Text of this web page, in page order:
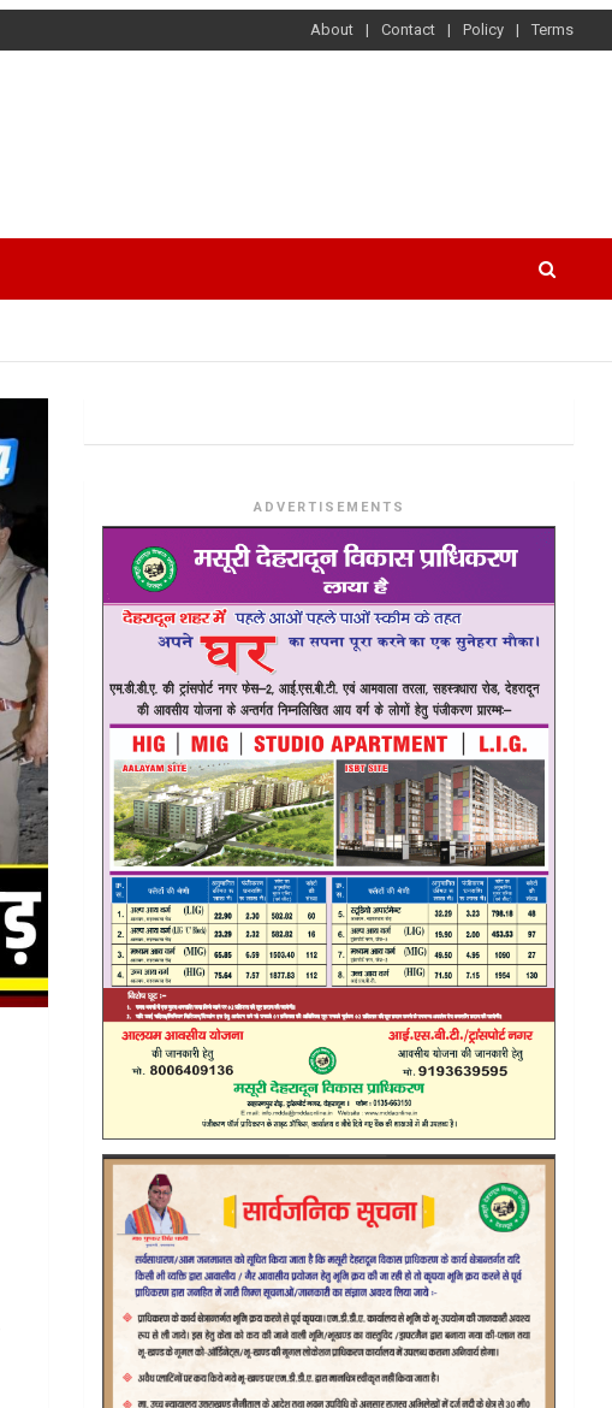
About Contact Policy Terms
ADVERTISEMENTS